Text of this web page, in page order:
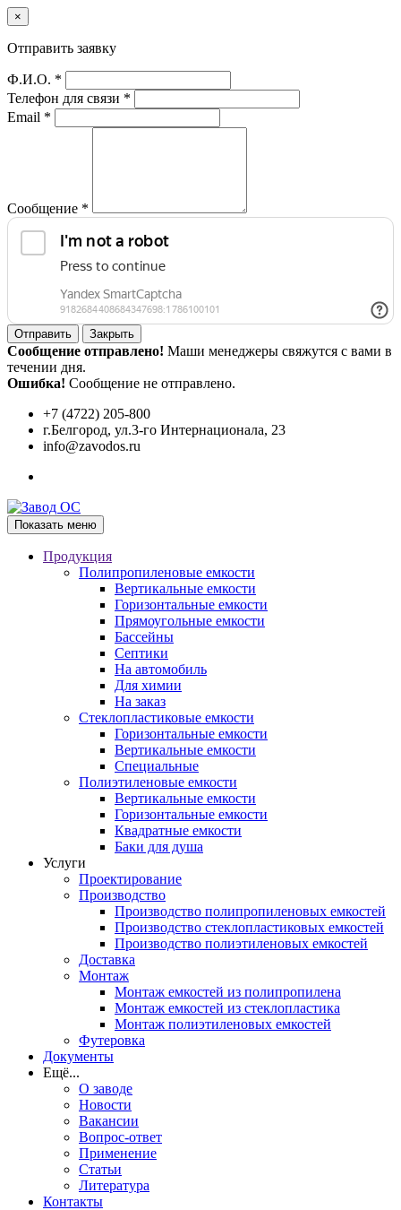
×
Отправить заявку
Ф.И.О. *
Телефон для связи *
Email *
Сообщение *
Отправить Закрыть
Сообщение отправлено! Маши менеджеры свяжутся с вами в
течении дня.
Ошибка! Сообщение не отправлено.
+7 (4722) 205-800
г.Белгород, ул.3-го Интернационала, 23
info@zavodos.ru
Показать меню
Продукция
Полипропиленовые емкости
Вертикальные емкости
Горизонтальные емкости
Прямоугольные емкости
Бассейны
Септики
На автомобиль
Для химии
На заказ
Стеклопластиковые емкости
Горизонтальные емкости
Вертикальные емкости
Специальные
Полиэтиленовые емкости
Вертикальные емкости
Горизонтальные емкости
Квадратные емкости
Баки для душа
Услуги
Проектирование
Производство
Производство полипропиленовых емкостей
Производство стеклопластиковых емкостей
Производство полиэтиленовых емкостей
Доставка
Монтаж
Монтаж емкостей из полипропилена
Монтаж емкостей из стеклопластика
Монтаж полиэтиленовых емкостей
Футеровка
Документы
Ещё...
О заводе
Новости
Вакансии
Вопрос-ответ
Применение
Статьи
Литература
Контакты